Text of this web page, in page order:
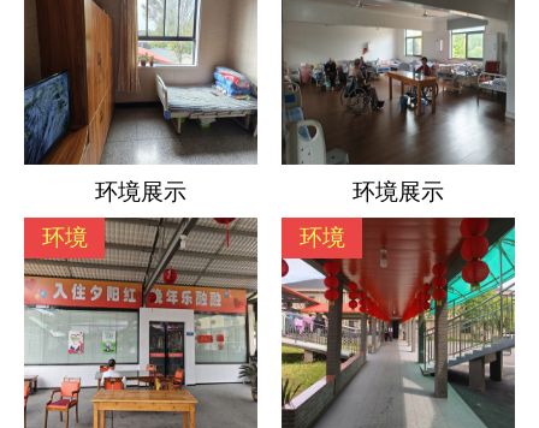
环境展示 环境展示
环境 环境